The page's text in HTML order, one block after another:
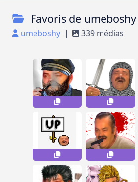
Favoris de umeboshy
umeboshy | 339 médias